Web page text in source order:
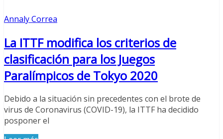
Annaly Correa
La ITTF modifica los criterios de
clasificación para los Juegos
Paralímpicos de Tokyo 2020
Debido a la situación sin precedentes con el brote de
virus de Coronavirus (COVID-19), la ITTF ha decidido
posponer el